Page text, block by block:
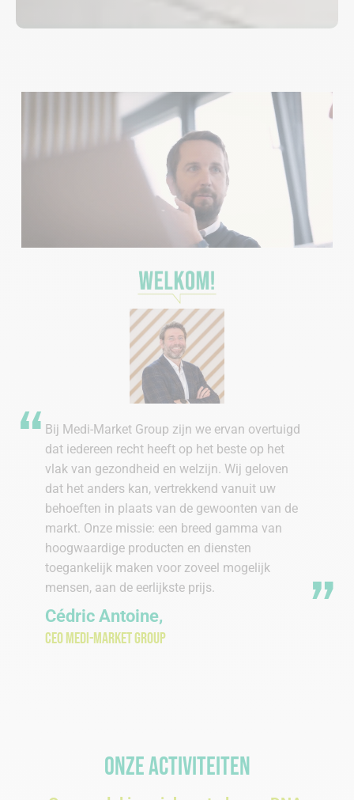
Bij Medi-Market Group zijn we ervan overtuigd
dat iedereen recht heeft op het beste op het
vlak van gezondheid en welzijn. Wij geloven
dat het anders kan, vertrekkend vanuit uw
behoeften in plaats van de gewoonten van de
markt. Onze missie: een breed gamma van
hoogwaardige producten en diensten
toegankelijk maken voor zoveel mogelijk
mensen, aan de eerlijkste prijs.
Cédric Antoine,
CEO Medi-Market Group
Onze activiteiten